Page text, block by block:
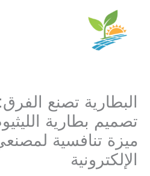
المحتوى
البطارية تصنع الفرق:
تصميم بطارية
ميزة تنافسية
الإلكترونية